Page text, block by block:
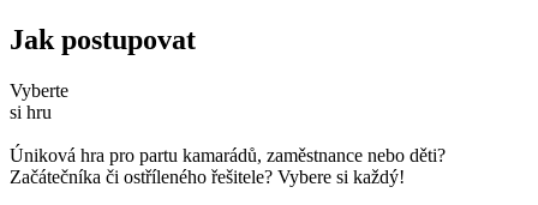
Jak postupovat
Vyberte
si hru
Úniková hra pro partu kamarádů, zaměstnance nebo děti?
Začátečníka či ostříleného řešitele? Vybere si každý!